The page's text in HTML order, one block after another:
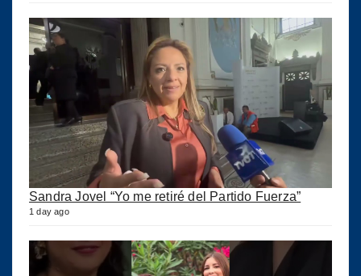
Sandra Jovel “Yo me retiré del Partido Fuerza”
1 day ago